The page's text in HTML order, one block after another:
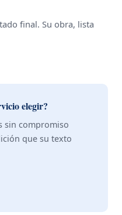
final. Su obra, lista
elegir?
sin compromiso
que su texto